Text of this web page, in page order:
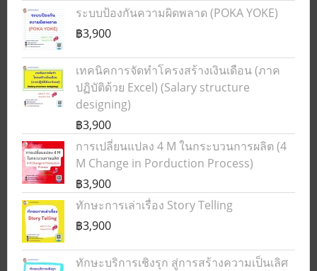
ระบบป้องกันความผิดพลาด (POKA YOKE)
฿3,900
เทคนิคการจัดทำโครงสร้างเงินเดือน (ภาค
ปฏิบัติด้วย Excel) (Salary structure
designing)
฿3,900
การเปลี่ยนแปลง 4 M ในกระบวนการผลิต (4
M Change in Porduction Process)
฿3,900
ทักษะการเล่าเรื่อง Story Telling
฿3,900
ทักษะบริการเชิงรุก สู่การสร้างความเป็นเลิศ